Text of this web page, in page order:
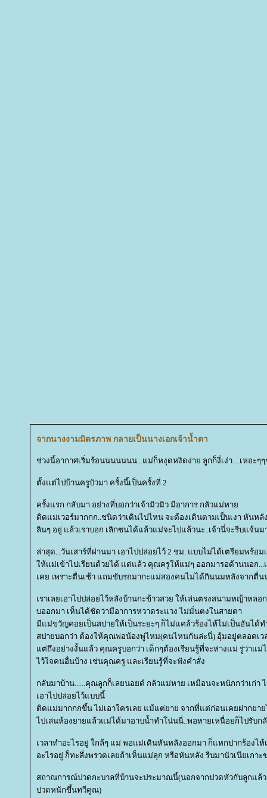
จากนางงามมิตรภาพ กลายเป็นนางเอกเจ้าน้ำตา
ช่วงนี้อากาศเริ่มร้อนนนนนนน...แม่ก็หงุดหงิดง่าย ลูกก็งี่เง่า....เหอะๆๆ
ตั้งแต่ไปบ้านครูบัวมา ครั้งนี้เป็นครั้งที่ 2
ครั้งแรก กลับมา อย่างที่บอกว่าเจ้ามิวมิว มีอาการ กลัวแม่หา
ติดแม่เวอร์มากกก..ชนิดว่าเดินไปไหน จะต้องเดินตามเป็นเงา หันห
ลินๆ อยู่ แล้วเราบอก เลิกซนได้แล้วแม่จะไปแล้วนะ..เจ้านี่จะรีบแจ้
ล่าสุด...วันเสาร์ที่ผ่านมา เอาไปปล่อยไว้ 2 ชม. แบบไม่ได้เตรียมพร้อม
ห้แม่เข้าไปเรียนด้วยได้ แต่แล้ว คุณครูให้แม่ๆ ออกมารอด้านนอก...
เคย เพราะตื่นเช้า แถมขับรถมากะแม่สองคนไม่ได้กินนมหลังจากตื่น
เราเลยเอาไปปล่อยไว้หลังบ้านกะข้าวสวย ให้เล่นตรงสนามหญ้าหล
บออกมา เห็นได้ชัดว่ามีอาการหวาดระแวง ไม่มั่นตงในสายตา
มีแม่ขวัญคอยเป็นสปายให้เป็นระยะๆ ก็ไม่แคล้วร้องไห้ไม่เป็นอันได้
สปายบอกว่า ต้องให้คุณพ่อน้องพู่ไหม(คนไหนกันล่ะนี่) อุ้มอยู่ตลอดเว
ต่ถึงอย่างงั้นแล้ว คุณครูบอกว่า เด็กๆต้องเรียนรู้ที่จะห่างแม่ รู่ว่าแม่
ไว้ใจคนอื่นบ้าง เช่นคุณครู และเรียนรู้ที่จะฟังคำสั่ง
กลับมาบ้าน......คุณลูกก็เลยนอยด์ กลัวแม่หาย เหมือนจะหนักกว่าเก่า
เอาไปปล่อยไว้แบบนี้
ติดแม่มากกกขึ้น ไม่เอาใครเลย แม้แต่ยาย จากที่แต่ก่อนเคยฝากยา
ไปเล่นห้องยายแล้วแม่ได้มาอาบน้ำทำโน่นนี่..พอหายเหนื่อยก็ไปรับก
เวลาทำอะไรอยู่ ใกล้ๆ แม่ พอแม่เดินหันหลังออกมา ก็แหกปากร้องไห้
อะไรอยู่ ก็ทะลึ่งพรวดเลยถ้าเห็นแม่ลุก หรือหันหลัง รีบมานัวเนียเกา
สถาณการณ์ปวดกะบาลที่บ้านจะประมาณนี้(นอกจากปวดหัวกับลูกแล้
ปวดหนักขึ้นทวีคูณ)